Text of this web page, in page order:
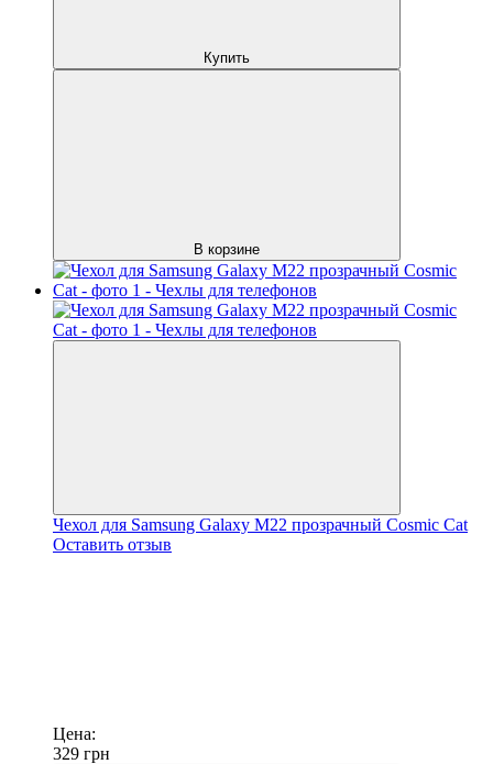
Купить
В корзине
Чехол для Samsung Galaxy M22 прозрачный Cosmic Cat
Оставить отзыв
Цена:
329 грн